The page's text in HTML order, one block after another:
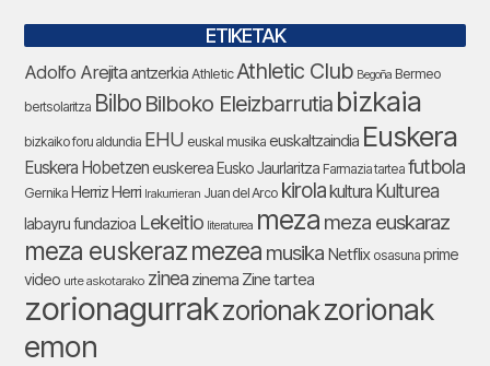
ETIKETAK
Adolfo Arejitaantzerkia Athletic Athletic Club Begoña Bermeo
bertsolaritza Bilbo Bilboko Eleizbarrutia bizkaia
bizkaiko foru aldundia EHU euskal musika euskaltzaindia Euskera
Euskera Hobetzeneuskerea Eusko Jaurlaritza Farmazia tartea futbola
Gernika Herriz Herri Irakurrieran Juan del Arco kirolakultura Kulturea
labayru fundazioa Lekeitio literaturea meza meza euskaraz
meza euskerazmezea musika Netflix osasuna prime
video urte askotarako zinea zinema Zine tartea
zorionagurrakzorionakzorionak
emon